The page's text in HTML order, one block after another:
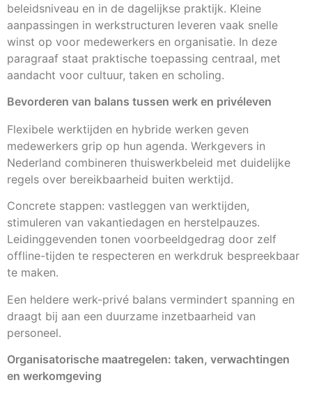
beleidsniveau en in de dagelijkse praktijk. Kleine
aanpassingen in werkstructuren leveren vaak snelle
winst op voor medewerkers en organisatie. In deze
paragraaf staat praktische toepassing centraal, met
aandacht voor cultuur, taken en scholing.
Bevorderen van balans tussen werk en privéleven
Flexibele werktijden en hybride werken geven
medewerkers grip op hun agenda. Werkgevers in
Nederland combineren thuiswerkbeleid met duidelijke
regels over bereikbaarheid buiten werktijd.
Concrete stappen: vastleggen van werktijden,
stimuleren van vakantiedagen en herstelpauzes.
Leidinggevenden tonen voorbeeldgedrag door zelf
offline-tijden te respecteren en werkdruk bespreekbaar
te maken.
Een heldere werk-privé balans vermindert spanning en
draagt bij aan een duurzame inzetbaarheid van
personeel.
Organisatorische maatregelen: taken, verwachtingen
en werkomgeving